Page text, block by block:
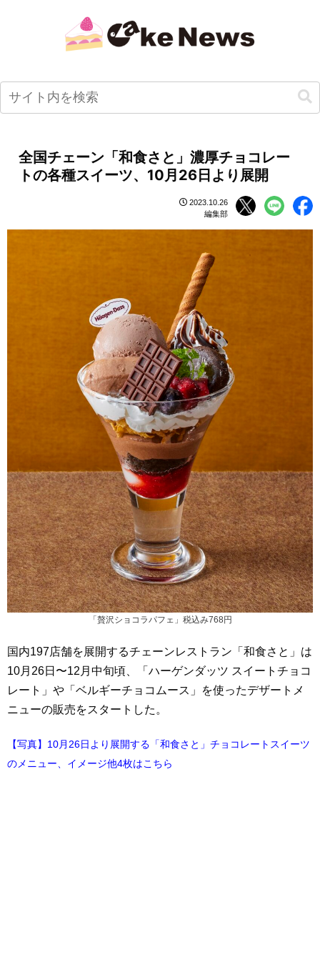
全国チェーン「和食さと」濃厚チョコレー
トの各種スイーツ、10月26日より展開
2023.10.26
編集部
「贅沢ショコラパフェ」税込み768円
国内197店舗を展開するチェーンレストラン「和食さと」は
10月26日〜12月中旬頃、「ハーゲンダッツ スイートチョコ
レート」や「ベルギーチョコムース」を使ったデザートメ
ニューの販売をスタートした。
【写真】10月26日より展開する「和食さと」チョコレートスイーツ
のメニュー、イメージ他4枚はこちら